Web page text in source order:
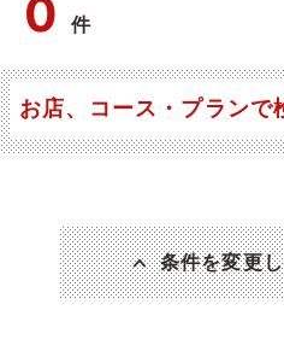
0件
お店、コース・プランで
条件を変更